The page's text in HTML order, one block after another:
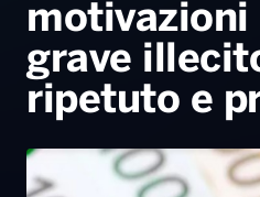
Radio
Oroscopo
Speciale
Battiti Live 2026
Gallery
motivazioni
grave
ripetuto e